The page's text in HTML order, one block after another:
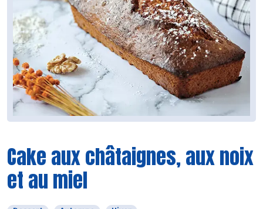
Cake aux châtaignes, aux noix
et au miel